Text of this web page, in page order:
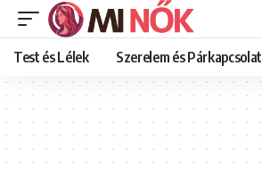
Test és Lélek Szerelem és Párkapcsolat